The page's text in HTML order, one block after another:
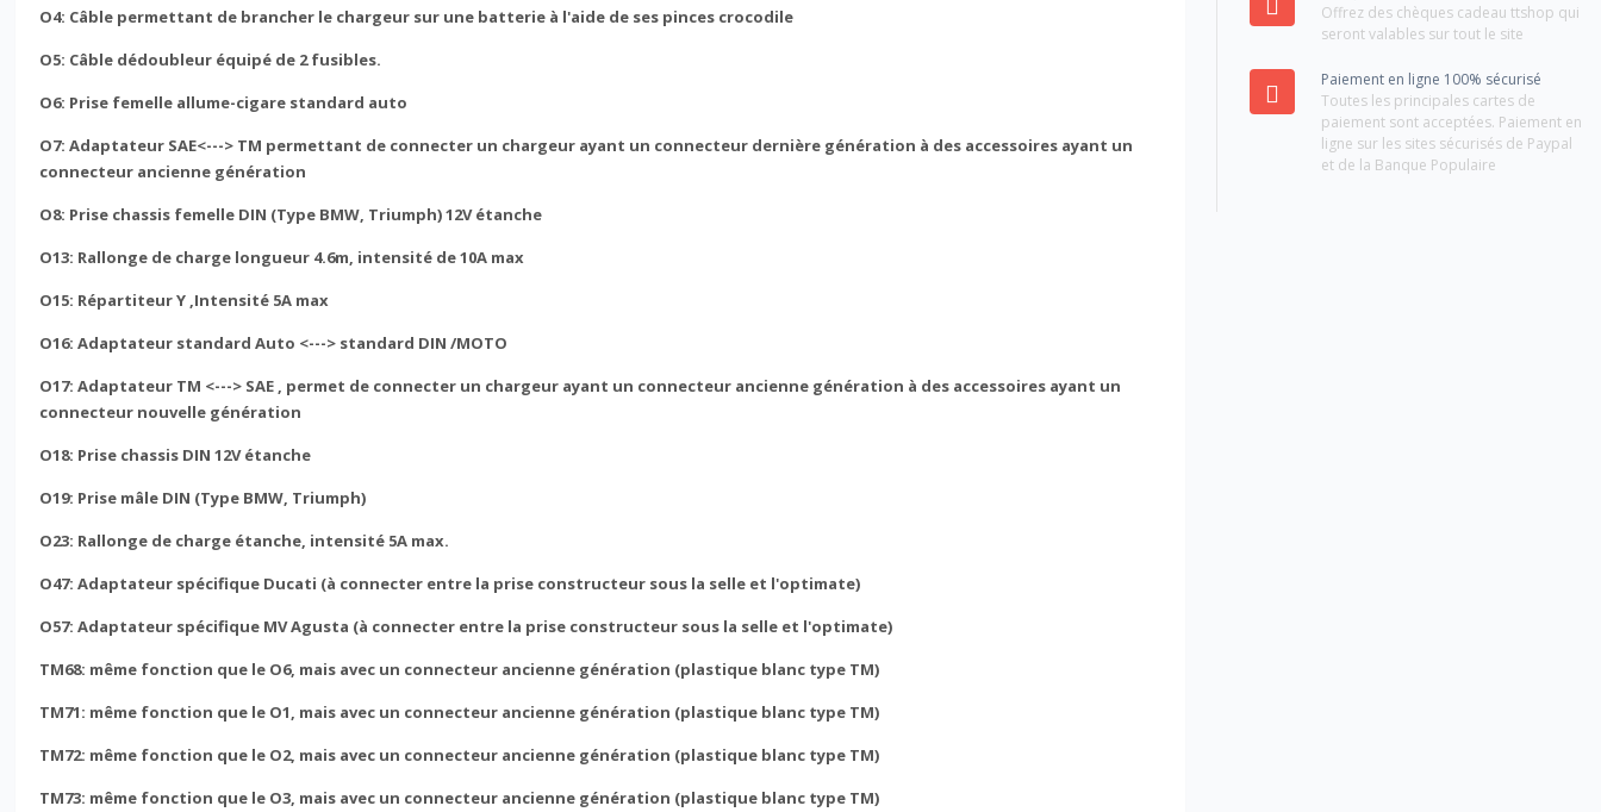
O4: Câble permettant de brancher le chargeur sur une batterie à l'aide de ses pinces crocodile
O5: Câble dédoubleur équipé de 2 fusibles.
O6: Prise femelle allume-cigare standard auto
O7: Adaptateur SAE<---> TM permettant de connecter un chargeur ayant un connecteur dernière génération à des accessoires ayant un
connecteur ancienne génération
O8: Prise chassis femelle DIN (Type BMW, Triumph) 12V étanche
O13: Rallonge de charge longueur 4.6m, intensité de 10A max
O15: Répartiteur Y ,Intensité 5A max
O16: Adaptateur standard Auto <---> standard DIN /MOTO
O17: Adaptateur TM <---> SAE , permet de connecter un chargeur ayant un connecteur ancienne génération à des accessoires ayant un
connecteur nouvelle génération
O18: Prise chassis DIN 12V étanche
O19: Prise mâle DIN (Type BMW, Triumph)
O23: Rallonge de charge étanche, intensité 5A max.
O47: Adaptateur spécifique Ducati (à connecter entre la prise constructeur sous la selle et l'optimate)
O57: Adaptateur spécifique MV Agusta (à connecter entre la prise constructeur sous la selle et l'optimate)
TM68: même fonction que le O6, mais avec un connecteur ancienne génération (plastique blanc type TM)
TM71: même fonction que le O1, mais avec un connecteur ancienne génération (plastique blanc type TM)
TM72: même fonction que le O2, mais avec un connecteur ancienne génération (plastique blanc type TM)
TM73: même fonction que le O3, mais avec un connecteur ancienne génération (plastique blanc type TM)
Offrez des chèques cadeau ttshop qui
seront valables sur tout le site
Paiement en ligne 100% sécurisé
Toutes les principales cartes de
paiement sont acceptées. Paiement en
ligne sur les sites sécurisés de Paypal
et de la Banque Populaire